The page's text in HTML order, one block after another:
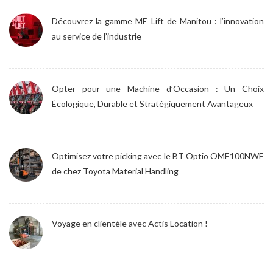
Découvrez la gamme ME Lift de Manitou : l’innovation
au service de l’industrie
Opter pour une Machine d’Occasion : Un Choix
Écologique, Durable et Stratégiquement Avantageux
Optimisez votre picking avec le BT Optio OME100NWE
de chez Toyota Material Handling
Voyage en clientèle avec Actis Location !